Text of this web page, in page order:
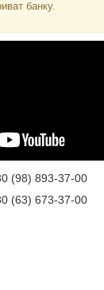
банку.
(98) 893-37-00
(63) 673-37-00